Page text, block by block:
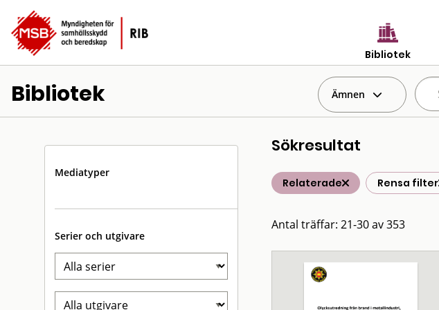
Bibliotek
Bibliotek Ämnen
Mediatyper
Serier och utgivare
Sökresultat
Relaterade Rensa filter
Antal träffar: 21-30 av 353